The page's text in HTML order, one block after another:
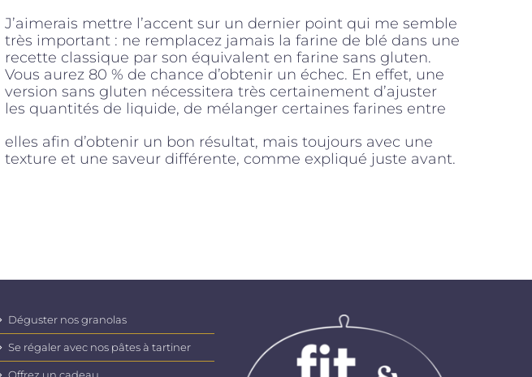
J’aimerais mettre l’accent sur un dernier point qui me semble
très important : ne remplacez jamais la farine de blé dans une
recette classique par son équivalent en farine sans gluten.
Vous aurez 80 % de chance d’obtenir un échec. En effet, une
version sans gluten nécessitera très certainement d’ajuster
les quantités de liquide, de mélanger certaines farines entre
elles afin d’obtenir un bon résultat, mais toujours avec une
texture et une saveur différente, comme expliqué juste avant.
Déguster nos granolas
Se régaler avec nos pâtes à tartiner